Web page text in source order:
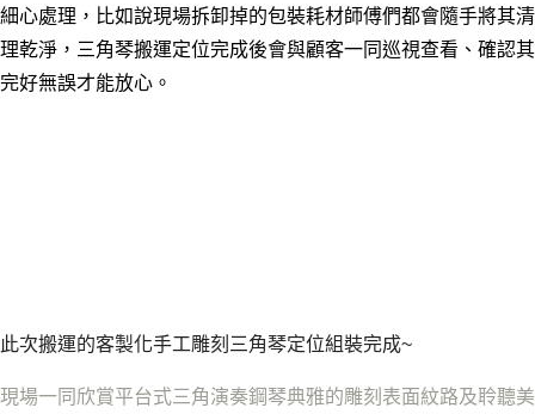
細心處理，比如說現場拆卸掉的包裝耗材師傅們都會隨手將其清
理乾淨，三角琴搬運定位完成後會與顧客一同巡視查看、確認其
完好無誤才能放心。
此次搬運的客製化手工雕刻三角琴定位組裝完成~
現場一同欣賞平台式三角演奏鋼琴典雅的雕刻表面紋路及聆聽美